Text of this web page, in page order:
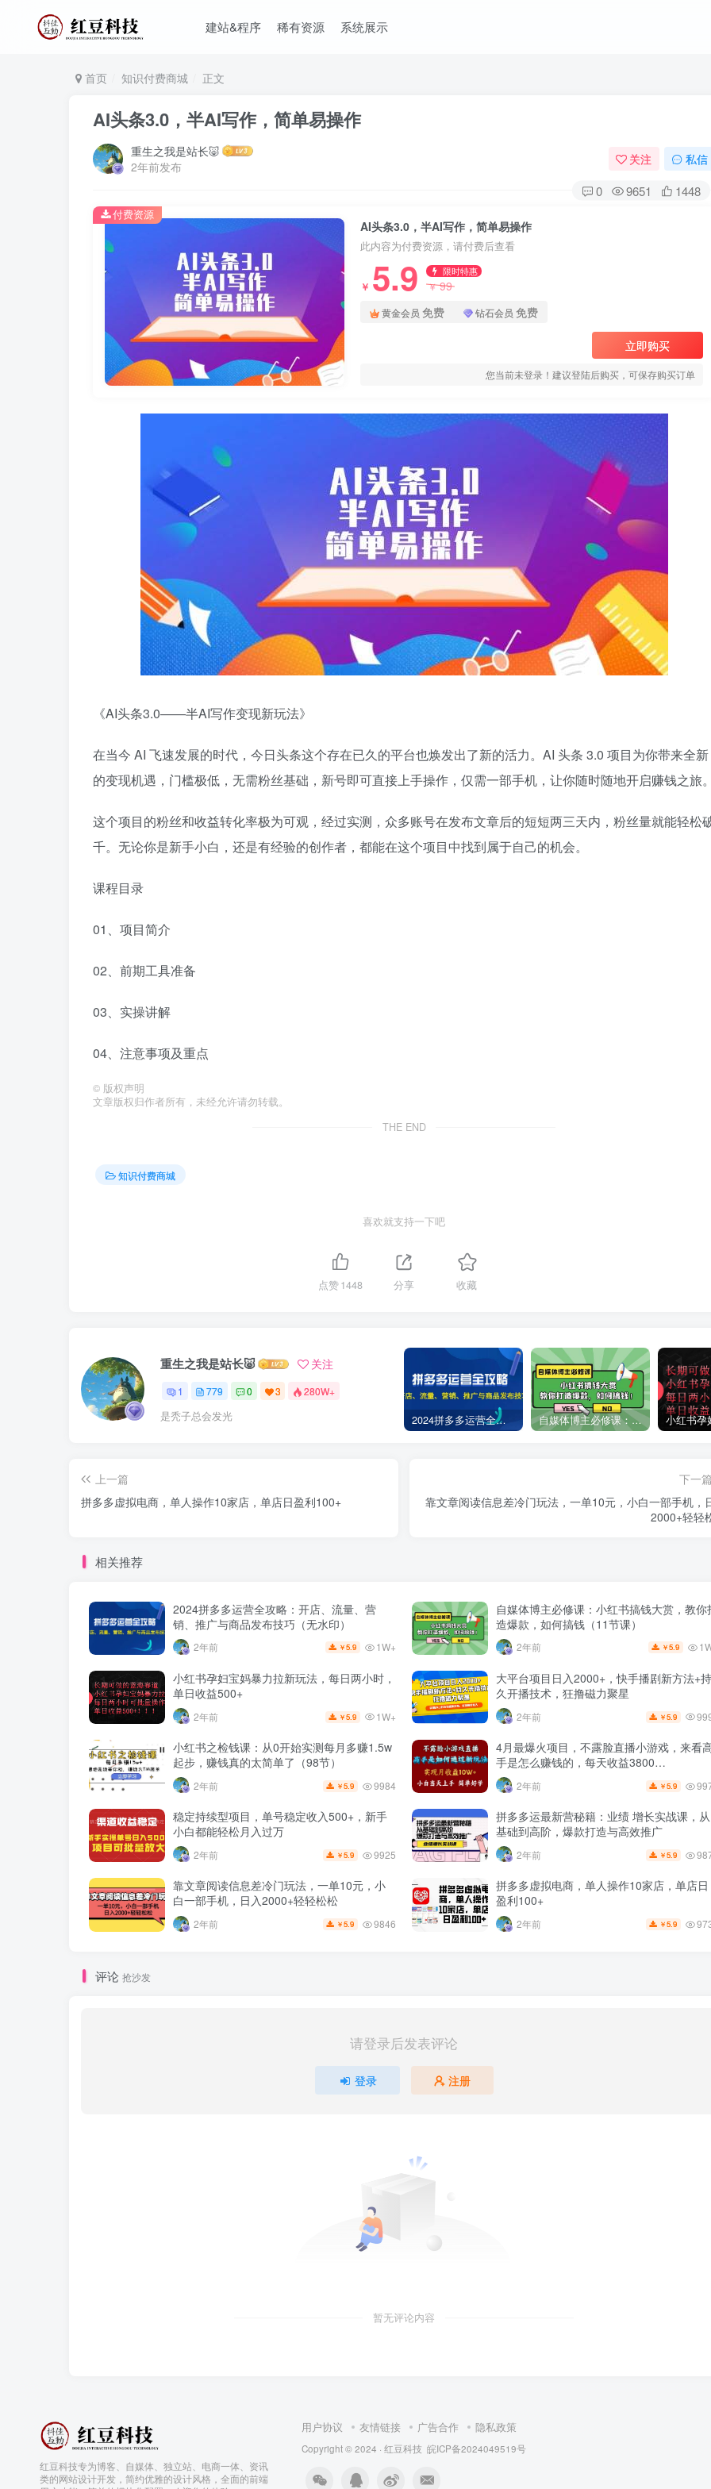
建站&程序 稀有资源 系统展示
首页 知识付费商城 正文
AI头条3.0，半AI写作，简单易操作
重生之我是站长🐷
2年前发布
关注 私信
0 9651 1448
AI头条3.0，半AI写作，简单易操作
此内容为付费资源，请付费后查看
￥ 5.9 限时特惠
￥99
黄金会员 免费 钻石会员 免费
立即购买
您当前未登录！建议登陆后购买，可保存购买订单
付费资源
《AI头条3.0——半AI写作变现新玩法》
在当今 AI 飞速发展的时代，今日头条这个存在已久的平台也焕发出了新的活力。AI 头条 3.0 项目为你带来全新
的变现机遇，门槛极低，无需粉丝基础，新号即可直接上手操作，仅需一部手机，让你随时随地开启赚钱之旅
这个项目的粉丝和收益转化率极为可观，经过实测，众多账号在发布文章后的短短两三天内，粉丝量就能轻松
千。无论你是新手小白，还是有经验的创作者，都能在这个项目中找到属于自己的机会。
课程目录
01、项目简介
02、前期工具准备
03、实操讲解
04、注意事项及重点
© 版权声明
文章版权归作者所有，未经允许请勿转载。
THE END
知识付费商城
喜欢就支持一下吧
点赞1448 分享 收藏
重生之我是站长🐷 关注
1 779 0 3 280W+
是秃子总会发光 2024拼多多运营全攻略：开店、流量、营销、推广与商品发布技巧（无水印） 自媒体博主必修课：小红书搞钱大赏，教你打造爆款，如何搞钱（11节课）
上一篇
拼多多虚拟电商，单人操作10家店，单店日盈利100+
下一
靠文章阅读信息差冷门玩法，一单10元，小白一部手机，
2000+轻轻
相关推荐
2024拼多多运营全攻略：开店、流量、营
销、推广与商品发布技巧（无水印）
2年前 ￥5.9 1W+
自媒体博主必修课：小红书搞钱大赏，教你
造爆款，如何搞钱（11节课）
2年前 ￥5.9
小红书孕妇宝妈暴力拉新玩法，每日两小时，
单日收益500+
2年前 ￥5.9 1W+
大平台项目日入2000+，快手播剧新方法+持
久开播技术，狂撸磁力聚星
2年前 ￥5.9
小红书之检钱课：从0开始实测每月多赚1.5w
起步，赚钱真的太简单了（98节）
2年前 ￥5.9 9984
4月最爆火项目，不露脸直播小游戏，来看
手是怎么赚钱的，每天收益3800…
2年前 ￥5.9
稳定持续型项目，单号稳定收入500+，新手
小白都能轻松月入过万
2年前 ￥5.9 9925
拼多多运最新营秘籍：业绩 增长实战课，从
基础到高阶，爆款打造与高效推广
2年前 ￥5.9
靠文章阅读信息差冷门玩法，一单10元，小
白一部手机，日入2000+轻轻松松
2年前 ￥5.9 9846
拼多多虚拟电商，单人操作10家店，单店日
盈利100+
2年前 ￥5.9
评论 抢沙发
请登录后发表评论
登录 注册
暂无评论内容
红豆科技专为博客、自媒体、独立站、电商一体、资讯
类的网站设计开发，简约优雅的设计风格，全面的前端
用户协议 友情链接 广告合作 隐私政策
Copyright © 2024 · 红豆科技 皖ICP备2024049519号